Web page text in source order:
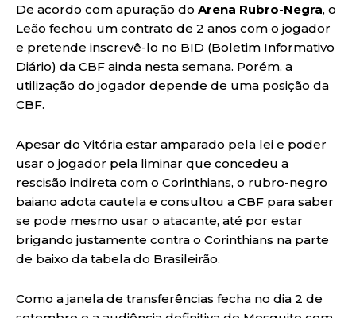
De acordo com apuração do Arena Rubro-Negra, o
Leão fechou um contrato de 2 anos com o jogador
e pretende inscrevê-lo no BID (Boletim Informativo
Diário) da CBF ainda nesta semana. Porém, a
utilização do jogador depende de uma posição da
CBF.
Apesar do Vitória estar amparado pela lei e poder
usar o jogador pela liminar que concedeu a
rescisão indireta com o Corinthians, o rubro-negro
baiano adota cautela e consultou a CBF para saber
se pode mesmo usar o atacante, até por estar
brigando justamente contra o Corinthians na parte
de baixo da tabela do Brasileirão.
Como a janela de transferências fecha no dia 2 de